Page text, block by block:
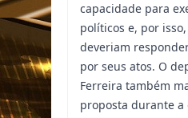
capacidade para
políticos e, por
deveriam
por seus atos. O
Ferreira também
proposta durante a